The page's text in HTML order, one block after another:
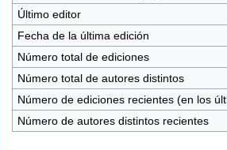
Último editor
Fecha de la última edición
Número total de ediciones
Número total de autores distintos
Número de ediciones recientes (en los
Número de autores distintos recientes